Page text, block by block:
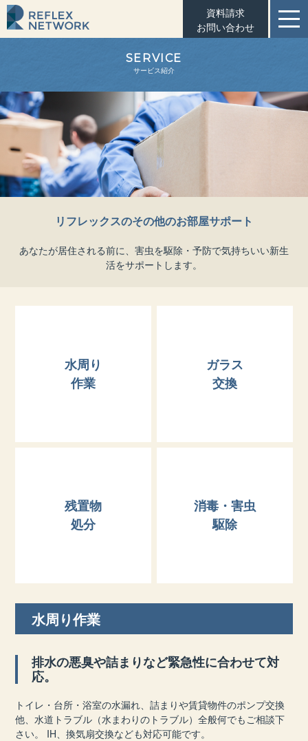
資料請求
お問い合わせ
SERVICE
サービス紹介
リフレックスのその他のお部屋サポート
あなたが居住される前に、害虫を駆除・予防で気持ちいい新生
活をサポートします。
水周り
作業
ガラス
交換
残置物
処分
消毒・害虫
駆除
水周り作業
排水の悪臭や詰まりなど緊急性に合わせて対
応。
トイレ・台所・浴室の水漏れ、詰まりや賃貸物件のポンプ交換
他、水道トラブル（水まわりのトラブル）全般何でもご相談下
さい。 IH、換気扇交換なども対応可能です。